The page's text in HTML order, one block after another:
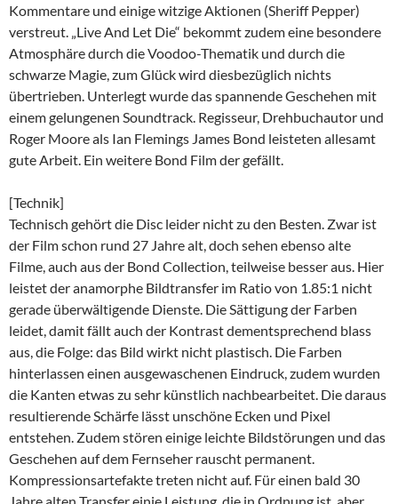
Kommentare und einige witzige Aktionen (Sheriff Pepper)
verstreut. „Live And Let Die“ bekommt zudem eine besondere
Atmosphäre durch die Voodoo-Thematik und durch die
schwarze Magie, zum Glück wird diesbezüglich nichts
übertrieben. Unterlegt wurde das spannende Geschehen mit
einem gelungenen Soundtrack. Regisseur, Drehbuchautor und
Roger Moore als Ian Flemings James Bond leisteten allesamt
gute Arbeit. Ein weitere Bond Film der gefällt.
[Technik]
Technisch gehört die Disc leider nicht zu den Besten. Zwar ist
der Film schon rund 27 Jahre alt, doch sehen ebenso alte
Filme, auch aus der Bond Collection, teilweise besser aus. Hier
leistet der anamorphe Bildtransfer im Ratio von 1.85:1 nicht
gerade überwältigende Dienste. Die Sättigung der Farben
leidet, damit fällt auch der Kontrast dementsprechend blass
aus, die Folge: das Bild wirkt nicht plastisch. Die Farben
hinterlassen einen ausgewaschenen Eindruck, zudem wurden
die Kanten etwas zu sehr künstlich nachbearbeitet. Die daraus
resultierende Schärfe lässt unschöne Ecken und Pixel
entstehen. Zudem stören einige leichte Bildstörungen und das
Geschehen auf dem Fernseher rauscht permanent.
Kompressionsartefakte treten nicht auf. Für einen bald 30